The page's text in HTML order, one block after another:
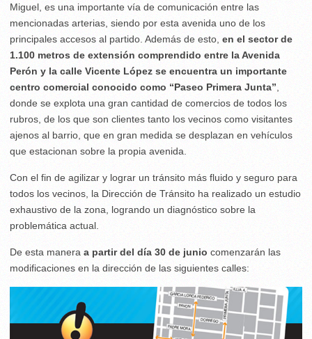
Miguel, es una importante vía de comunicación entre las
mencionadas arterias, siendo por esta avenida uno de los
principales accesos al partido. Además de esto, en el sector de
1.100 metros de extensión comprendido entre la Avenida
Perón y la calle Vicente López se encuentra un importante
centro comercial conocido como “Paseo Primera Junta”,
donde se explota una gran cantidad de comercios de todos los
rubros, de los que son clientes tanto los vecinos como visitantes
ajenos al barrio, que en gran medida se desplazan en vehículos
que estacionan sobre la propia avenida.
Con el fin de agilizar y lograr un tránsito más fluido y seguro para
todos los vecinos, la Dirección de Tránsito ha realizado un estudio
exhaustivo de la zona, logrando un diagnóstico sobre la
problemática actual.
De esta manera a partir del día 30 de junio comenzarán las
modificaciones en la dirección de las siguientes calles: